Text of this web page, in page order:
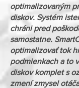
optimalizovaným
diskov. Systém
chráni pred
samostatne.
optimalizovať tok
podmienkach a to
diskov komplet s
zmení zmysel